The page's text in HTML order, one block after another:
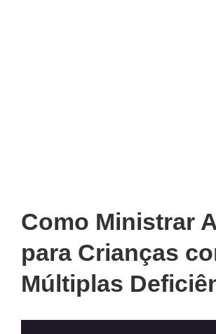
Como Ministrar
para Crianças
Múltiplas